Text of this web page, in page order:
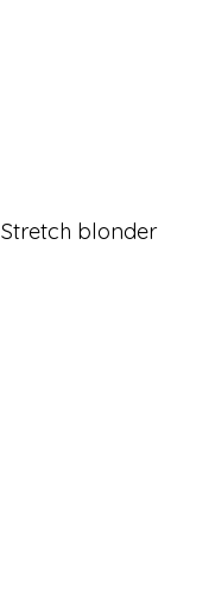
Stretch blonder